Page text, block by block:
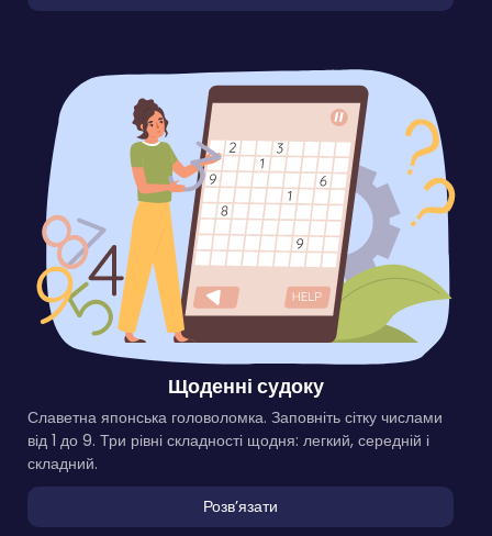
Щоденні судоку
Славетна японська головоломка. Заповніть сітку числами
від 1 до 9. Три рівні складності щодня: легкий, середній і
складний.
Розвʼязати